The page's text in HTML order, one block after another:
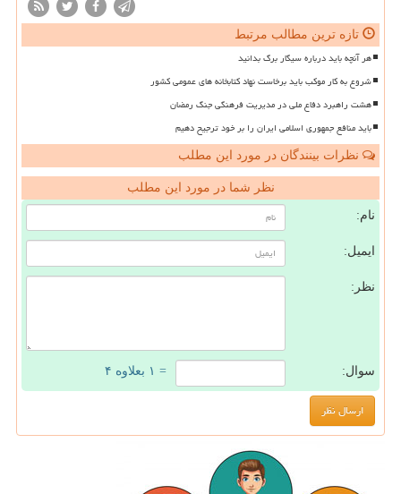
تازه ترین مطالب مرتبط
هر آنچه باید درباره سیگار برگ بدانید
شروع به کار موکب باید برخاست نهاد کتابخانه های عمومی کشور
هشت راهبرد دفاع ملی در مدیریت فرهنگی جنگ رمضان
باید منافع جمهوری اسلامی ایران را بر خود ترجیح دهیم
نظرات بینندگان در مورد این مطلب
نظر شما در مورد این مطلب
نام:
ایمیل:
نظر:
سوال: = ۱ بعلاوه ۴